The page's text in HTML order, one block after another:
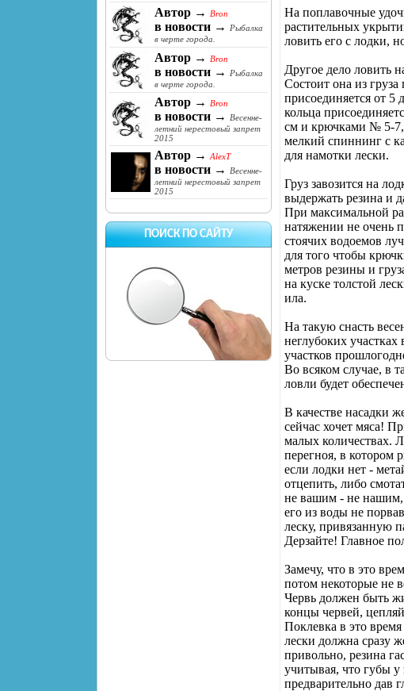
Автор → Bron
в новости →
Рыбалка
в черте города.
Автор → Bron
в новости →
Рыбалка
в черте города.
Автор → Bron
в новости →
Весенне-
летний нерестовый запрет
2015
Автор → AlexT
в новости →
Весенне-
летний нерестовый запрет
2015
ПОИСК ПО САЙТУ
На поплавочные
растительных
ловить его с лодки,
Другое дело ловить
Состоит она из
присоединяется от 5
кольца
см и крючками № 5-7,
мелкий спиннинг с
для намотки лески.
Груз завозится на
выдержать резина и
При максимальной
натяжении не очень
стоячих водоемов
для того чтобы
метров резины и
на куске толстой
ила.
На такую снасть
неглубоких
участков
Во всяком случае, в
ловли будет
В качестве насадки
сейчас хочет мяса!
малых количествах.
перегноя, в котором
если лодки нет -
отцепить, либо
не вашим - не нашим,
его из воды не
леску, привязанную
Дерзайте! Главное
Замечу, что в это
потом некоторые не
Червь должен быть
концы червей,
Поклевка в это
лески должна сразу
привольно, резина
учитывая, что губы у
предварительно дав